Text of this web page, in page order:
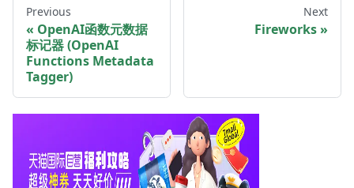
Previous
OpenAI函数元数据
标记器 (OpenAI
Functions Metadata
Tagger)
Next
Fireworks